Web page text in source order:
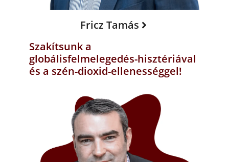
Fricz Tamás
Szakítsunk a
globálisfelmelegedés-hisztériával
és a szén-dioxid-ellenességgel!